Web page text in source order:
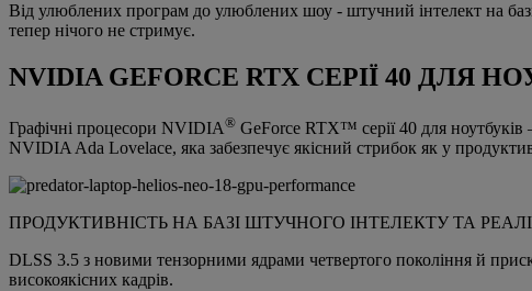
Від улюблених програм до улюблених шоу - штучний інтелект на
тепер нічого не стримує.
NVIDIA GEFORCE RTX СЕРІЇ 40 ДЛЯ
Графічні процесори NVIDIA® GeForce RTX™ серії 40 для ноутбуків
NVIDIA Ada Lovelace, яка забезпечує якісний стрибок як у
ПРОДУКТИВНІСТЬ НА БАЗІ ШТУЧНОГО ІНТЕЛЕКТУ ТА
DLSS 3.5 з новими тензорними ядрами четвертого покоління й
високоякісних кадрів.